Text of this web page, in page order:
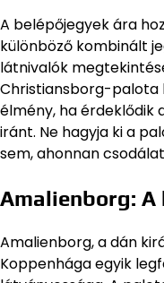
A belépőjegyek ára
különböző kombinált
látnivalók
Christiansborg-
élmény, ha érdeklődik
iránt. Ne hagyja ki a
sem, ahonnan
Amalienborg:
Amalienborg, a dán
Koppenhága egyik